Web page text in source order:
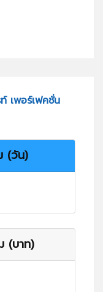
เพอร์เฟคชั่น
(วัน)
(บาท)